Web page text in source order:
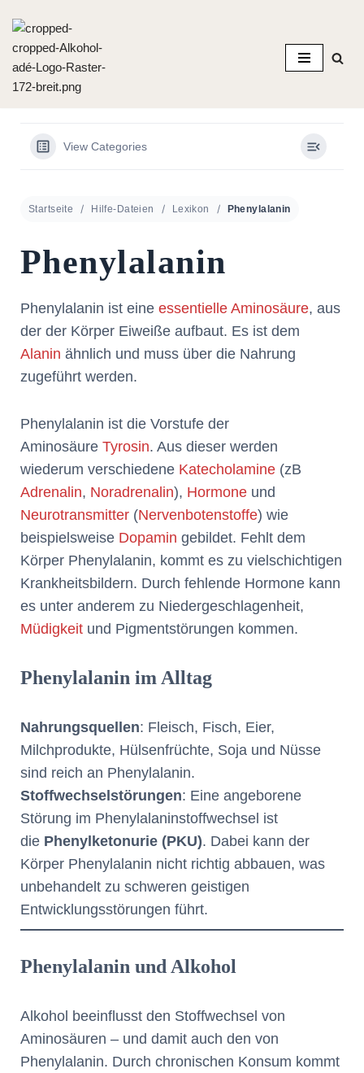
Zum
Inhalt
springen
View Categories
Startseite Hilfe-Dateien Lexikon Phenylalanin
Phenylalanin
Phenylalanin ist eine essentielle Aminosäure, aus
der der Körper Eiweiße aufbaut. Es ist dem
Alanin ähnlich und muss über die Nahrung
zugeführt werden.
Phenylalanin ist die Vorstufe der
Aminosäure Tyrosin. Aus dieser werden
wiederum verschiedene Katecholamine (zB
Adrenalin, Noradrenalin), Hormone und
Neurotransmitter (Nervenbotenstoffe) wie
beispielsweise Dopamin gebildet. Fehlt dem
Körper Phenylalanin, kommt es zu vielschichtigen
Krankheitsbildern. Durch fehlende Hormone kann
es unter anderem zu Niedergeschlagenheit,
Müdigkeit und Pigmentstörungen kommen.
Phenylalanin im Alltag
Nahrungsquellen: Fleisch, Fisch, Eier,
Milchprodukte, Hülsenfrüchte, Soja und Nüsse
sind reich an Phenylalanin.
Stoffwechselstörungen: Eine angeborene
Störung im Phenylalaninstoffwechsel ist
die Phenylketonurie (PKU). Dabei kann der
Körper Phenylalanin nicht richtig abbauen, was
unbehandelt zu schweren geistigen
Entwicklungsstörungen führt.
Phenylalanin und Alkohol
Alkohol beeinflusst den Stoffwechsel von
Aminosäuren – und damit auch den von
Phenylalanin. Durch chronischen Konsum kommt